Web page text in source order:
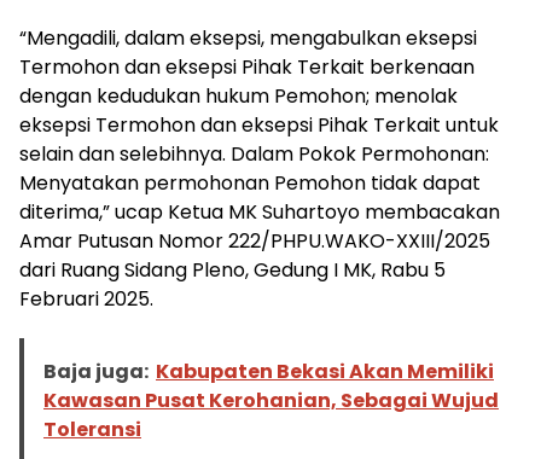
“Mengadili, dalam eksepsi, mengabulkan eksepsi
Termohon dan eksepsi Pihak Terkait berkenaan
dengan kedudukan hukum Pemohon; menolak
eksepsi Termohon dan eksepsi Pihak Terkait untuk
selain dan selebihnya. Dalam Pokok Permohonan:
Menyatakan permohonan Pemohon tidak dapat
diterima,” ucap Ketua MK Suhartoyo membacakan
Amar Putusan Nomor 222/PHPU.WAKO-XXIII/2025
dari Ruang Sidang Pleno, Gedung I MK, Rabu 5
Februari 2025.
Baja juga: Kabupaten Bekasi Akan Memiliki
Kawasan Pusat Kerohanian, Sebagai Wujud
Toleransi